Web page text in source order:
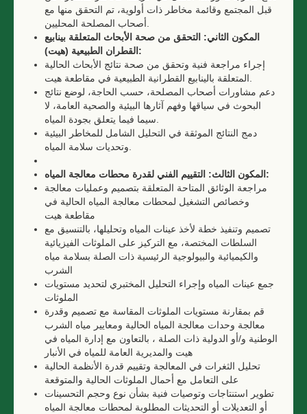
قبل المجتمع وقائمة مخاطر ذات أولوية، تم التحقق منها مع
المكون الثاني: التحقق من صحة الأبحاث المتعلقة بينابيع
القطران الطبيعية (هيت):
إجراء مراجعة فنية وتحقق من صحة نتائج الأبحاث الحالية
دعم مشاورات أصحاب المصلحة، حسب الحاجة، لوضع نتائج
البحوث في سياقها وفهم آثارها البيئية والصحية العامة، لا
دمج النتائج الموثقة في التحليل الشامل للمخاطر البيئية
المكون الثالث: التقييم الفني لقدرة محطات معالجة المياه:
مراجعة الوثائق المتاحة المتعلقة بتصميم وعمليات معالجة
وخصائص التشغيل لمحطات معالجة المياه الحالية في
مقاطعة هيت
تصميم وتنفيذ خطة لأخذ عينات المياه وتحليلها، بالتنسيق مع
السلطات المختصة، مع التركيز على الملوثات الفيزيائية
والكيميائية والبيولوجية الرئيسية ذات الصلة بسلامة مياه
الشرب
جمع عينات المياه وإجراء التحليل المختبري لتحديد مستويات
الملوثات
قم بمقارنة مستويات الملوثات المقاسة مع تصميم وقدرة
معالجة وحدات معالجة المياه الحالية ومعايير مياه الشرب
الوطنية و/أو الدولية ذات الصلة ، بالتعاون مع إدارة المياه في
هيت والمديرية العامة للمياه في الأنبار
تحليل الثغرات في المعالجة وتقييم قدرة الأنظمة الحالية
على التعامل مع أحمال الملوثات الحالية والمتوقعة
تطوير استنتاجات وتوصيات فنية بشأن نوع وحجم التحسينات
أو التعديلات أو التحديثات المطلوبة لمحطات معالجة المياه